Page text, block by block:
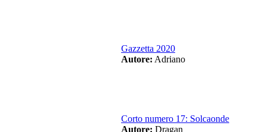
Gazzetta 2020
Autore: Adriano
Corto numero 17: Solcaonde
Autore: Dragan